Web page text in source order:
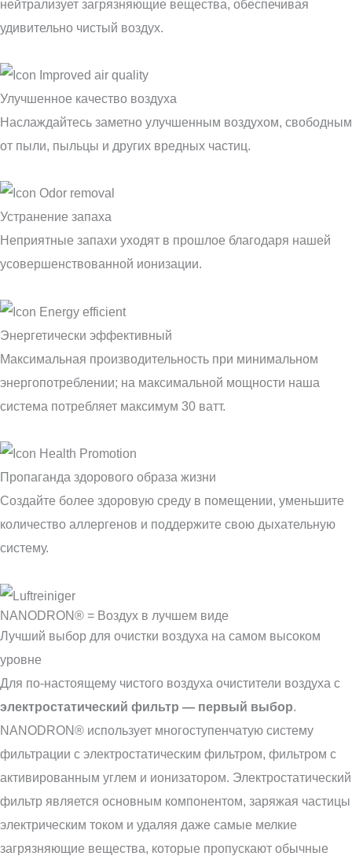
нейтрализует загрязняющие вещества, обеспечивая
удивительно чистый воздух.
Улучшенное качество воздуха
Наслаждайтесь заметно улучшенным воздухом, свободным
от пыли, пыльцы и других вредных частиц.
Устранение запаха
Неприятные запахи уходят в прошлое благодаря нашей
усовершенствованной ионизации.
Энергетически эффективный
Максимальная производительность при минимальном
энергопотреблении; на максимальной мощности наша
система потребляет максимум 30 ватт.
Пропаганда здорового образа жизни
Создайте более здоровую среду в помещении, уменьшите
количество аллергенов и поддержите свою дыхательную
систему.
NANODRON® = Воздух в лучшем виде
Лучший выбор для очистки воздуха на самом высоком
уровне
Для по-настоящему чистого воздуха очистители воздуха с
электростатический фильтр — первый выбор
NANODRON® использует многоступенчатую систему
фильтрации с электростатическим фильтром, фильтром с
активированным углем и ионизатором. Электростатический
фильтр является основным компонентом, заряжая частицы
электрическим током и удаляя даже самые мелкие
загрязняющие вещества, которые пропускают обычные